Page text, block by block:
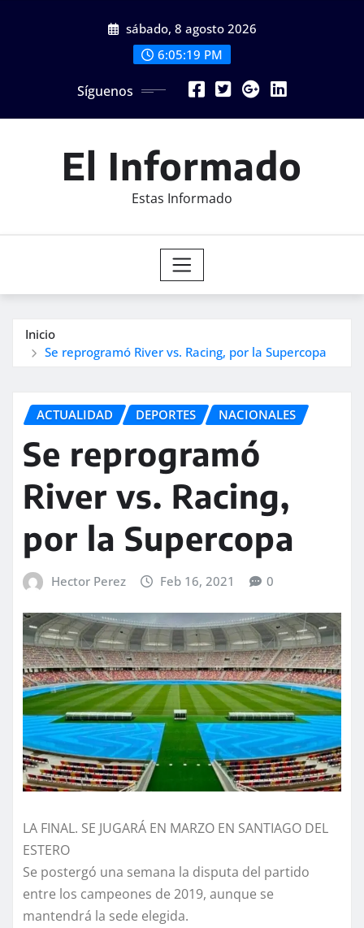
sábado, 8 agosto 2026
6:05:21 PM
Síguenos
El Informado
Estas Informado
Inicio
Se reprogramó River vs. Racing, por la Supercopa
ACTUALIDAD DEPORTES NACIONALES
Se reprogramó
River vs. Racing,
por la Supercopa
Hector Perez Feb 16, 2021 0
LA FINAL. SE JUGARÁ EN MARZO EN SANTIAGO DEL
ESTERO
Se postergó una semana la disputa del partido
entre los campeones de 2019, aunque se
mantendrá la sede elegida.